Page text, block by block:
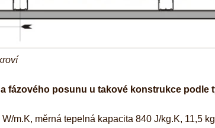
fázového posunu u takové konstrukce podle
m.K, měrná tepelná kapacita 840 J/kg.K, 11,5